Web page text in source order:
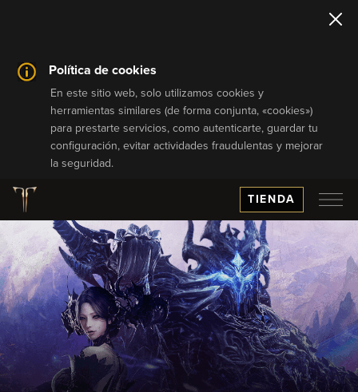
Política de cookies
En este sitio web, solo utilizamos cookies y
herramientas similares (de forma conjunta, «cookies»)
para prestarte servicios, como autenticarte, guardar tu
configuración, evitar actividades fraudulentas y mejorar
la seguridad.
TIENDA